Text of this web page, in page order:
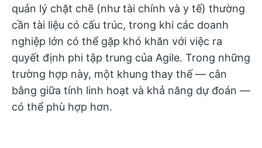
quản lý chặt chẽ (như tài chính và y tế) thường
cần tài liệu có cấu trúc, trong khi các doanh
nghiệp lớn có thể gặp khó khăn với việc ra
quyết định phi tập trung của Agile. Trong những
trường hợp này, một khung thay thế — cân
bằng giữa tính linh hoạt và khả năng dự đoán —
có thể phù hợp hơn.